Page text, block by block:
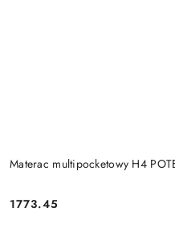
Materac multipocketowy H4
Cena:
1773.45